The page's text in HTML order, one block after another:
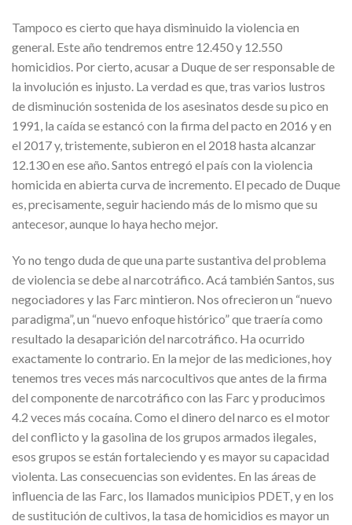
Tampoco es cierto que haya disminuido la violencia en
general. Este año tendremos entre 12.450 y 12.550
homicidios. Por cierto, acusar a Duque de ser responsable de
la involución es injusto. La verdad es que, tras varios lustros
de disminución sostenida de los asesinatos desde su pico en
1991, la caída se estancó con la firma del pacto en 2016 y en
el 2017 y, tristemente, subieron en el 2018 hasta alcanzar
12.130 en ese año. Santos entregó el país con la violencia
homicida en abierta curva de incremento. El pecado de Duque
es, precisamente, seguir haciendo más de lo mismo que su
antecesor, aunque lo haya hecho mejor.
Yo no tengo duda de que una parte sustantiva del problema
de violencia se debe al narcotráfico. Acá también Santos, sus
negociadores y las Farc mintieron. Nos ofrecieron un “nuevo
paradigma”, un “nuevo enfoque histórico” que traería como
resultado la desaparición del narcotráfico. Ha ocurrido
exactamente lo contrario. En la mejor de las mediciones, hoy
tenemos tres veces más narcocultivos que antes de la firma
del componente de narcotráfico con las Farc y producimos
4.2 veces más cocaína. Como el dinero del narco es el motor
del conflicto y la gasolina de los grupos armados ilegales,
esos grupos se están fortaleciendo y es mayor su capacidad
violenta. Las consecuencias son evidentes. En las áreas de
influencia de las Farc, los llamados municipios PDET, y en los
de sustitución de cultivos, la tasa de homicidios es mayor un